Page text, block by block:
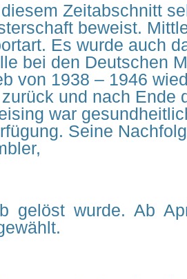
Zeitabschnitt
beweist.
Es wurde auch
bei den Deutschen
von 1938 – 1946
und nach Ende
war
Seine
gelöst wurde. Ab